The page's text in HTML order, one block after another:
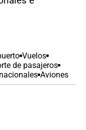
Vuelos
de pasajeros
Aviones